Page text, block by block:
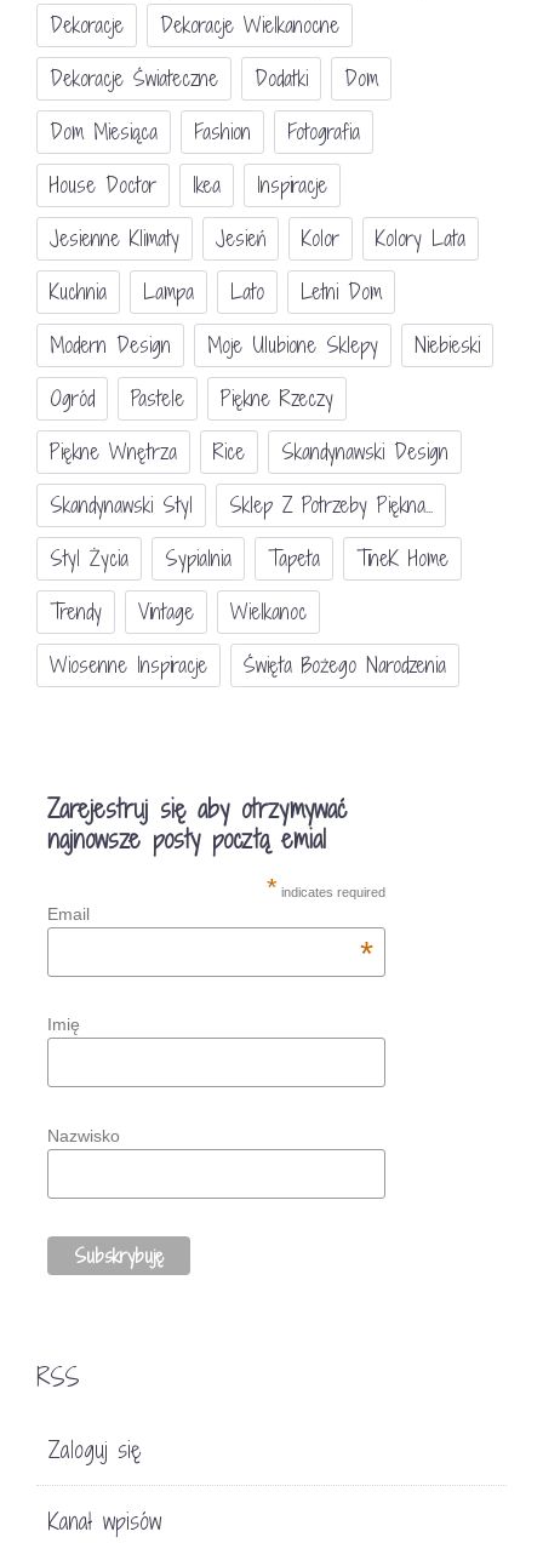
Dekoracje
Dekoracje Wielkanocne
Dekoracje Świateczne
Dodatki
Dom
Dom Miesiąca
Fashion
Fotografia
House Doctor
Ikea
Inspiracje
Jesienne Klimaty
Jesień Kolor
Kolory Lata
Kuchnia
Lampa Lato
Letni Dom
Modern Design
Moje Ulubione Sklepy
Niebieski
Ogród
Pastele
Piękne Rzeczy
Piękne Wnętrza
Rice
Skandynawski Design
Skandynawski Styl
Sklep Z Potrzeby Piękna...
Styl Życia
Sypialnia Tapeta
TineK Home
Trendy
Vintage
Wielkanoc
Wiosenne Inspiracje
Święta Bożego Narodzenia
Zarejestruj się aby otrzymywać
najnowsze posty pocztą emial
* indicates required
Email
*
Imię
Nazwisko
RSS
Zaloguj się
Kanał wpisów